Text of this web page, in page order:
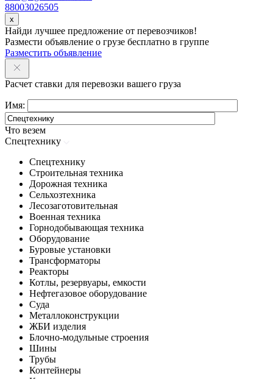
88003026505
x
Найди лучшее предложение от перевозчиков!
Размести объявление о грузе бесплатно в группе
Разместить объявление
Расчет ставки для перевозки вашего груза
Имя:
Что везем
Спецтехнику
Спецтехнику
Строительная техника
Дорожная техника
Сельхозтехника
Лесозаготовительная
Военная техника
Горнодобывающая техника
Оборудование
Буровые установки
Трансформаторы
Реакторы
Котлы, резервуары, емкости
Нефтегазовое оборудование
Cуда
Металлоконструкции
ЖБИ изделия
Блочно-модульные строения
Шины
Трубы
Контейнеры